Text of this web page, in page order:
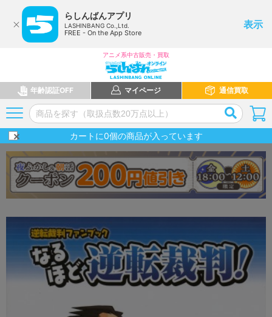
らしんばんアプリ
LASHINBANG Co.,Ltd.
FREE - On the App Store
表示
アニメ系中古販売・買取
年齢認証OFF マイページ 通信買取
カートに0個の商品が入っています